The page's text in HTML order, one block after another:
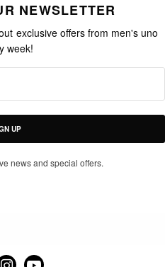
NEWSLETTER
exclusive offers from men's uno
week!
UP
news and special offers.